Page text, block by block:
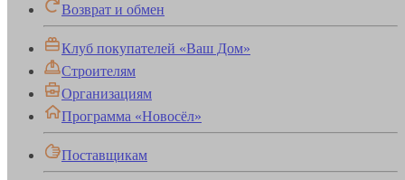
Возврат и обмен
Клуб покупателей «Ваш Дом»
Строителям
Организациям
Программа «Новосёл»
Поставщикам